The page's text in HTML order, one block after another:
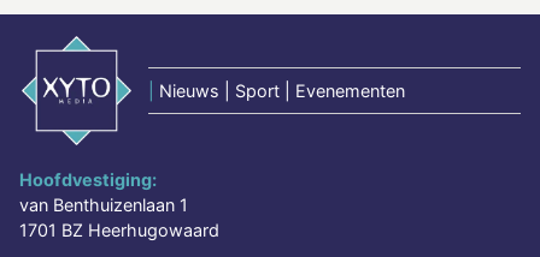
Nieuws | Sport | Evenementen
Hoofdvestiging:
van Benthuizenlaan 1
1701 BZ Heerhugowaard